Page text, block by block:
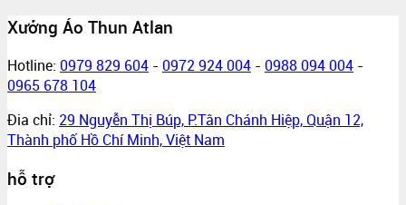
Xưởng Áo Thun Atlan
Hotline: 0979 829 604 - 0972 924 004 - 0988 094 004 -
0965 678 104
Đia chỉ: 29 Nguyễn Thị Búp, P.Tân Chánh Hiệp, Quận 12,
Thành phố Hồ Chí Minh, Việt Nam
hỗ trợ